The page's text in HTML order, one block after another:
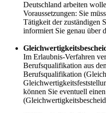
Deutschland arbeiten
Voraussetzungen: Sie
Tätigkeit der zuständigen
informiert Sie genau über
Im Erlaubnis-Verfahren
Berufsqualifikation aus
Berufsqualifikation
können Sie eventuell